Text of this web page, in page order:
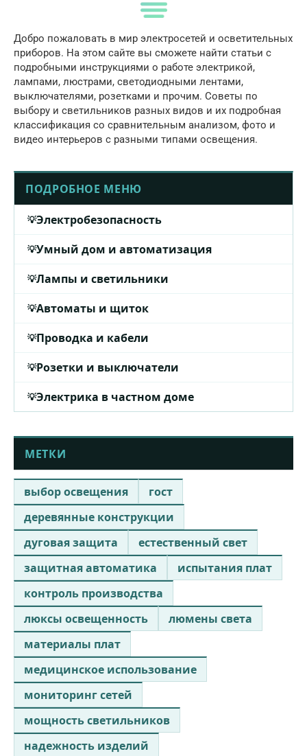
Добро пожаловать в мир электросетей и осветительных
приборов. На этом сайте вы сможете найти статьи с
подробными инструкциями о работе электрикой,
лампами, люстрами, светодиодными лентами,
выключателями, розетками и прочим. Советы по
выбору и светильников разных видов и их подробная
классификация со сравнительным анализом, фото и
видео интерьеров с разными типами освещения.
ПОДРОБНОЕ МЕНЮ
Электробезопасность
Умный дом и автоматизация
Лампы и светильники
Автоматы и щиток
Проводка и кабели
Розетки и выключатели
Электрика в частном доме
МЕТКИ
выбор освещения
гост
деревянные конструкции
дуговая защита
естественный свет
защитная автоматика
испытания плат
контроль производства
люксы освещенность
люмены света
материалы плат
медицинское использование
мониторинг сетей
мощность светильников
надежность изделий